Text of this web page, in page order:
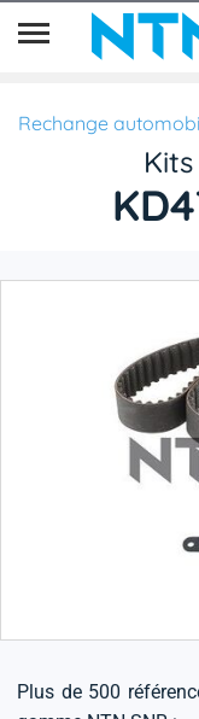
Rechange
Plus de 500